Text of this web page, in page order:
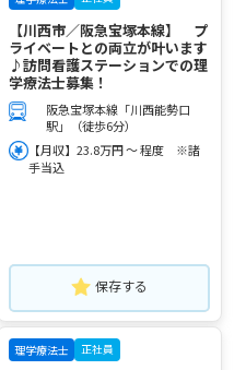
【川西市／阪急宝塚本線】 プ
ライベートとの両立が叶います
♪訪問看護ステーションでの理
学療法士募集！
阪急宝塚本線「川西能勢口
駅」（徒歩6分）
【月収】23.8万円 ～ 程度 ※諸
手当込
保存する
理学療法士 正社員